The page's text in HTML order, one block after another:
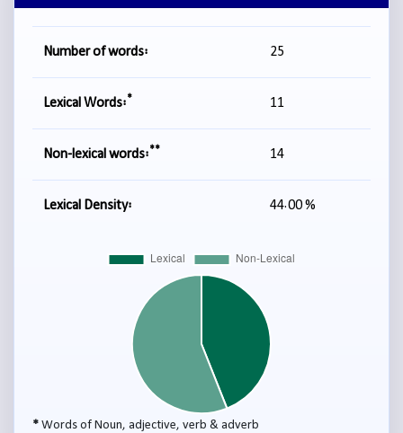
Number of words: 25
Lexical Words:* 11
Non-lexical words:** 14
Lexical Density: 44.00 %
* Words of Noun, adjective, verb & adverb